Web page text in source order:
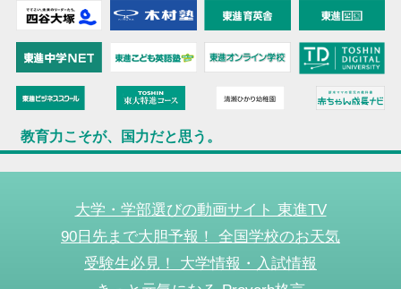
教育力こそが、国力だと思う。
大学・学部選びの動画サイト 東進TV
90日先まで大胆予報！ 全国学校のお天気
受験生必見！ 大学情報・入試情報